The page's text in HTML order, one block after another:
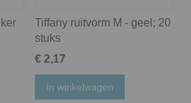
Tiffany ruitvorm M - geel; 20
stuks
€ 2,17
In winkelwagen